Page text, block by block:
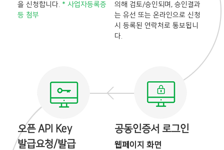
을 신청합니다. * 사업자등록증
등 첨부
의해 검토/승인되며, 승인결과
는 유선 또는 온라인으로 신청
시 등록된 연락처로 통보됩니
다.
공동인증서 로그인
웹페이지 화면
오픈 API Key
발급요청/발급